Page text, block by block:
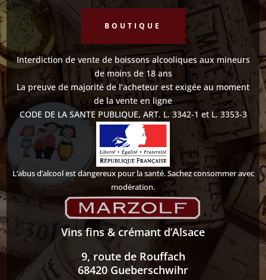
BOUTIQUE
Interdiction de vente de boissons alcooliques aux mineurs
de moins de 18 ans
La preuve de majorité de l’acheteur est exigée au moment
de la vente en ligne
CODE DE LA SANTE PUBLIQUE, ART. L. 3342-1 et L. 3353-3
L’abus d’alcool est dangereux pour la santé. Sachez consommer avec
modération.
Vins fins & crémant d’Alsace
9, route de Rouffach
68420 Gueberschwihr